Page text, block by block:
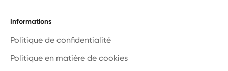
Informations
Politique de confidentialité
Politique en matière de cookies